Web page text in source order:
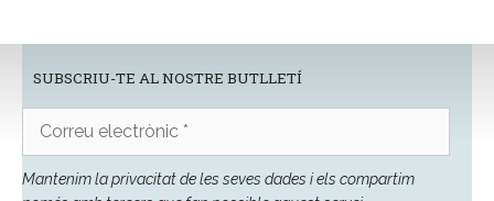
SUBSCRIU-TE AL NOSTRE BUTLLETÍ
electrònic
Mantenim la privacitat de les seves dades i els compartim